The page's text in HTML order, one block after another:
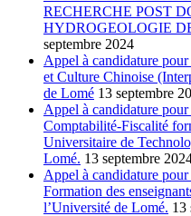
RECHERCHE POST
HYDROGEOLOGIE
septembre 2024
Appel à candidature
et Culture Chinoise
de Lomé 13 septembre
Appel à candidature
Comptabilité-Fiscalité
Universitaire de
Lomé. 13 septembre
Appel à candidature
Formation des
l’Université de Lomé. 13